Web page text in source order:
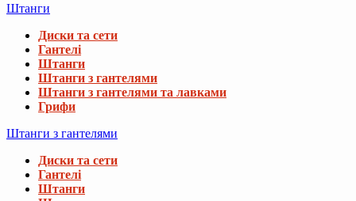
Штанги
Диски та сети
Гантелі
Штанги
Штанги з гантелями
Штанги з гантелями та лавками
Грифи
Штанги з гантелями
Диски та сети
Гантелі
Штанги